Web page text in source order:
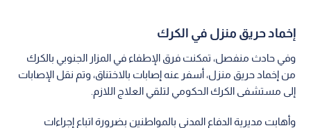
إخماد حريق منزل في الكرك
وفي حادث منفصل، تمكنت فرق الإطفاء في المزار الجنوبي بالكرك
من إخماد حريق منزل، أسفر عنه إصابات بالاختناق، وتم نقل الإصابات
إلى مستشفى الكرك الحكومي لتلقي العلاج اللازم.
وأهابت مديرية الدفاع المدني بالمواطنين بضرورة اتباع إجراءات